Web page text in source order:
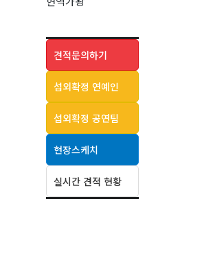
견적문의하기
섭외확정 연예인
섭외확정 공연팀
현장스케치
실시간 견적 현황